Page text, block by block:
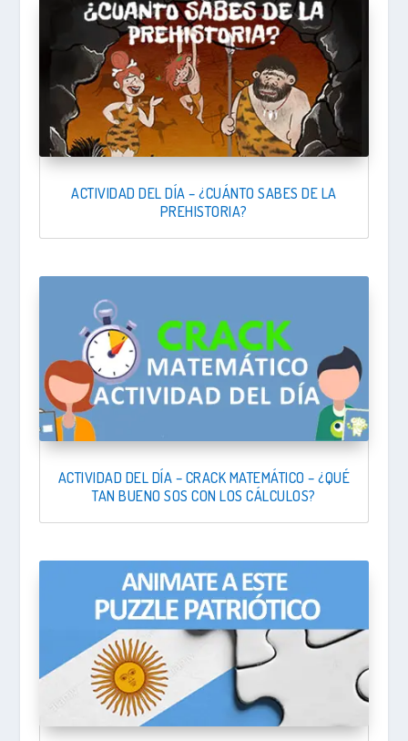
ACTIVIDAD DEL DÍA – ¿CUÁNTO SABES DE LA
PREHISTORIA?
ACTIVIDAD DEL DÍA – CRACK MATEMÁTICO – ¿QUÉ
TAN BUENO SOS CON LOS CÁLCULOS?